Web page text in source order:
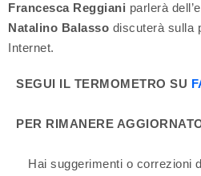
Francesca Reggiani parlerà
Natalino Balasso discuterà sulla
Internet.
SEGUI IL TERMOMETRO SU
PER RIMANERE
Hai suggerimenti o correzioni